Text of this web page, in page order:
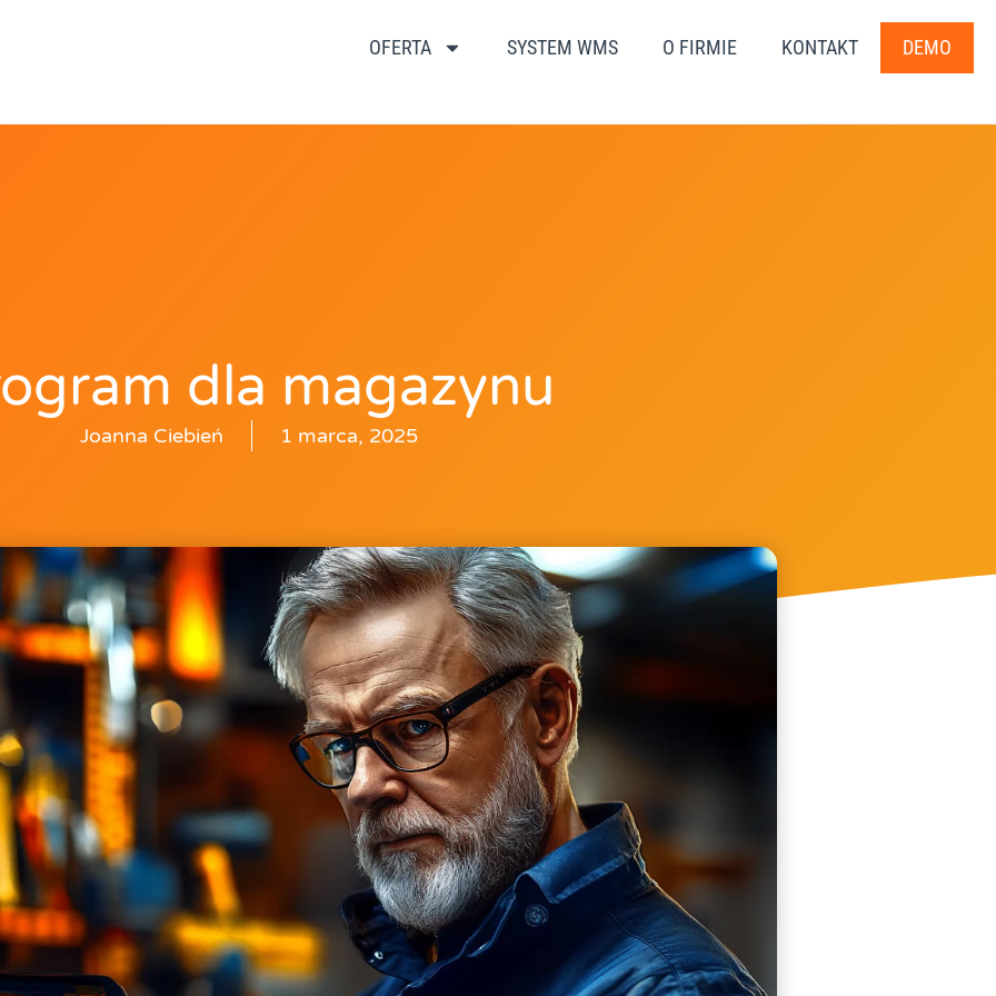
OFERTA SYSTEM WMS O FIRMIE KONTAKT DEMO
dla magazynu
Joanna Ciebień 1 marca, 2025